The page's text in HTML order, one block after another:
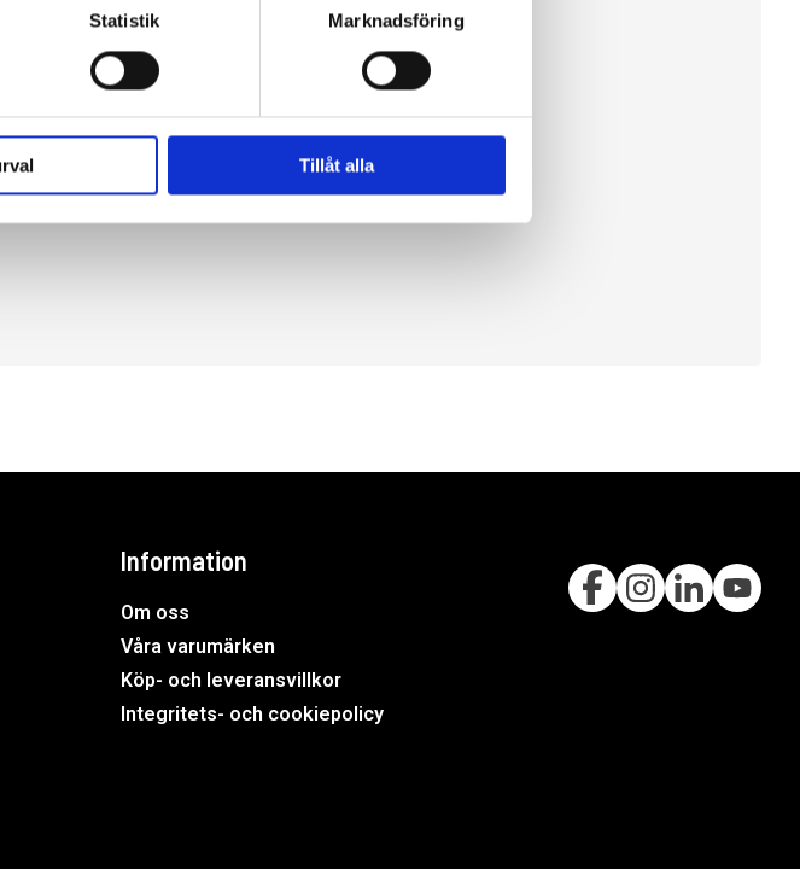
Statistik Marknadsföring
Tillåt alla
– inklusive
Information
Om oss
Våra varumärken
Köp- och leveransvillkor
Integritets- och cookiepolicy